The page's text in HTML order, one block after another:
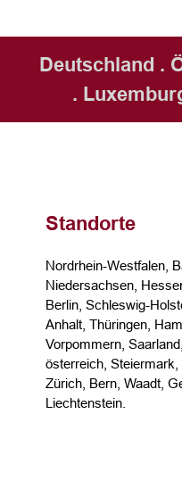
Deutschland .
.
Standorte
Nordrhein-Westfalen,
Niedersachsen,
Berlin, Schleswig-
Anhalt, Thüringen,
Vorpommern,
österreich, Steier­mark,
Zürich, Bern, Waadt,
Liechtenstein.